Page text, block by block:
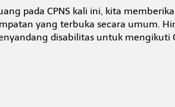
pada CPNS kali ini, kita
yang terbuka secara umum.
disabilitas untuk mengikuti